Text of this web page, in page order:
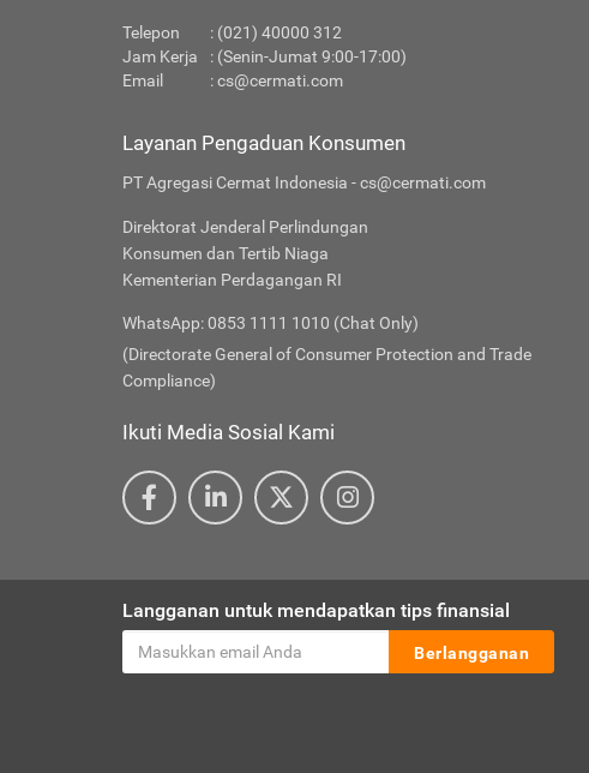
Telepon
: (021) 40000 312
Jam Kerja
: (Senin-Jumat 9:00-17:00)
Email
:cs@cermati.com
Layanan Pengaduan Konsumen
PT Agregasi Cermat Indonesia - cs@cermati.com
Direktorat Jenderal Perlindungan
Konsumen dan Tertib Niaga
Kementerian Perdagangan RI
WhatsApp: 0853 1111 1010 (Chat Only)
(Directorate General of Consumer Protection and Trade
Compliance)
Ikuti Media Sosial Kami
Langganan untuk mendapatkan tips finansial
Berlangganan